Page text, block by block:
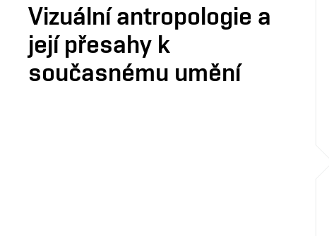
Vizuální antropologie a
její přesahy k
současnému umění